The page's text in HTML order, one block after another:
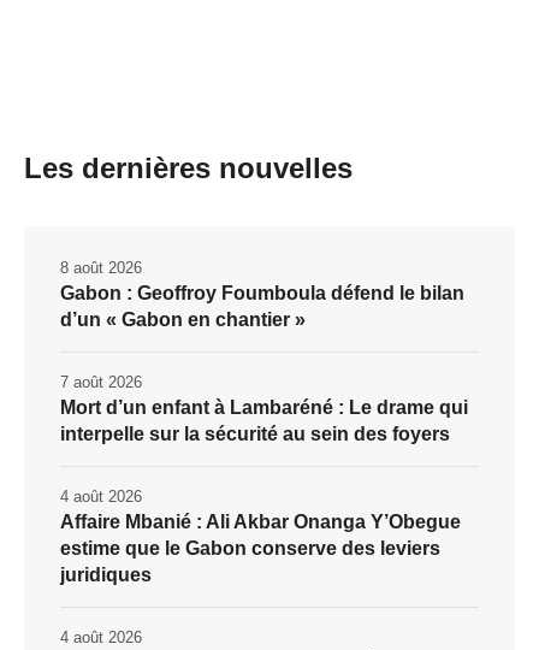
Les dernières nouvelles
Gabon : Geoffroy Foumboula défend le bilan
d’un « Gabon en chantier »
8 août 2026
Mort d’un enfant à Lambaréné : Le drame qui
interpelle sur la sécurité au sein des foyers
7 août 2026
Affaire Mbanié : Ali Akbar Onanga Y’Obegue
estime que le Gabon conserve des leviers
juridiques
4 août 2026
4 août 2026